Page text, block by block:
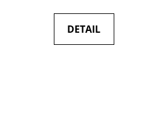
z
5
DETAIL